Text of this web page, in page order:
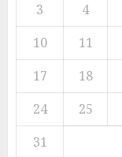
3
4
10
11
17
18
24
25
31